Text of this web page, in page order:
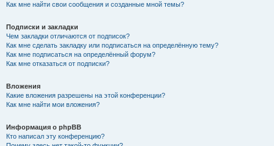
Как мне найти свои сообщения и созданные мной темы?
Подписки и закладки
Чем закладки отличаются от подписок?
Как мне сделать закладку или подписаться на определённую тему?
Как мне подписаться на определённый форум?
Как мне отказаться от подписки?
Вложения
Какие вложения разрешены на этой конференции?
Как мне найти мои вложения?
Информация о phpBB
Кто написал эту конференцию?